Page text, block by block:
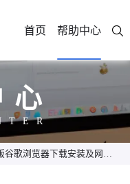
首页 帮助中心
心
浏览器下载安装及网络连接故障解决